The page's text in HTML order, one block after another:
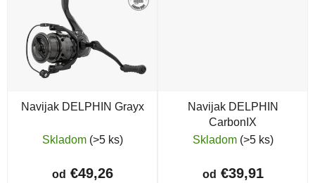
Navijak DELPHIN Grayx
Skladom (>5 ks)
od €49,26
Navijak DELPHIN
CarbonIX
Skladom (>5 ks)
od €39,91